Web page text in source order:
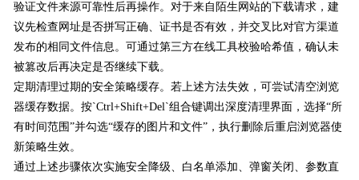
验证文件来源可靠性后再操作。对于来自陌生网站的下载请求，建
议先检查网址是否拼写正确、证书是否有效，并交叉比对官方渠道
发布的相同文件信息。可通过第三方在线工具校验哈希值，确认未
被篡改后再决定是否继续下载。
定期清理过期的安全策略缓存。若上述方法失效，可尝试清空浏览
器缓存数据。按`Ctrl+Shift+Del`组合键调出深度清理界面，选择“所
有时间范围”并勾选“缓存的图片和文件”，执行删除后重启浏览器使
新策略生效。
通过上述步骤依次实施安全降级、白名单添加、弹窗关闭、参数直